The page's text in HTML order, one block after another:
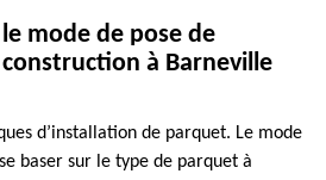
mode de pose de
à Barneville
d’installation de parquet. Le mode
baser sur le type de parquet à